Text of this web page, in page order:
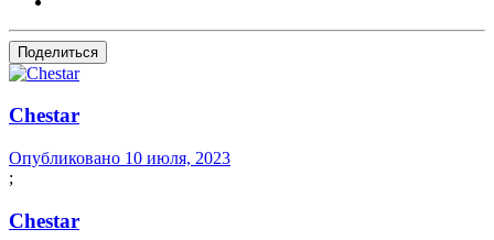
Поделиться
Сhestar
Опубликовано 10 июля, 2023
;
Сhestar